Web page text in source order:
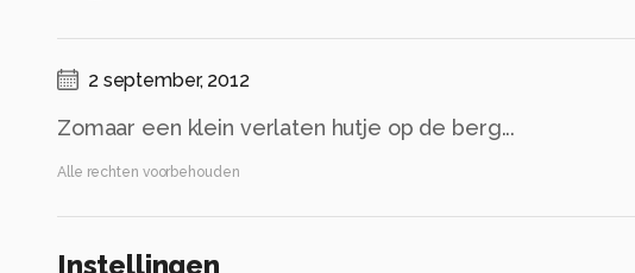
2 september, 2012
Zomaar een klein verlaten hutje op de berg...
Alle rechten voorbehouden
Instellingen